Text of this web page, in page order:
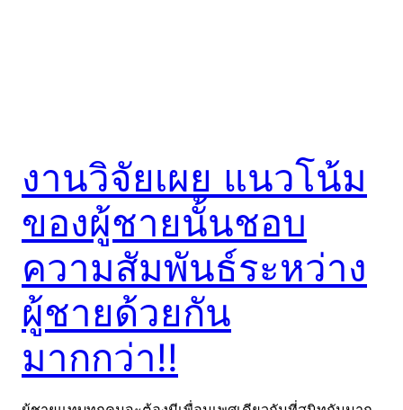
งานวิจัยเผย แนวโน้ม
ของผู้ชายนั้นชอบ
ความสัมพันธ์ระหว่าง
ผู้ชายด้วยกัน
มากกว่า!!